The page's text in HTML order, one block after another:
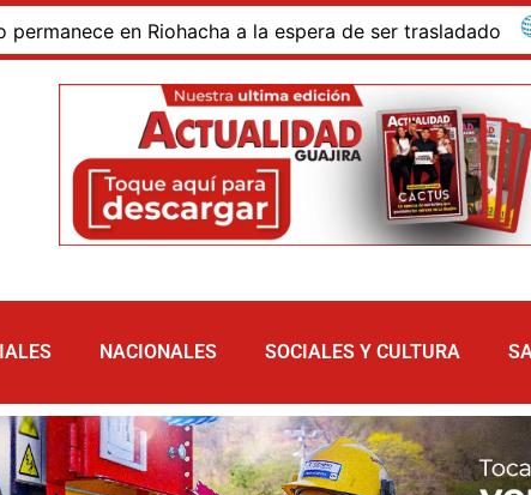
a la espera de ser trasladado Bloqueo de
NACIONALES SOCIALES Y CULTURA